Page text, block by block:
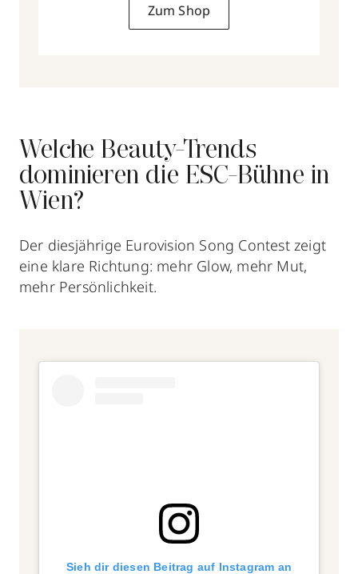
Zum Shop
Welche Beauty-Trends
dominieren die ESC-Bühne in
Wien?
Der diesjährige Eurovision Song Contest zeigt
eine klare Richtung: mehr Glow, mehr Mut,
mehr Persönlichkeit.
Sieh dir diesen Beitrag auf Instagram an